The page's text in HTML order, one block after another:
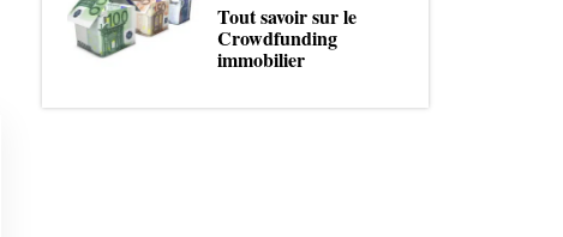
Tout savoir sur le
Crowdfunding
immobilier